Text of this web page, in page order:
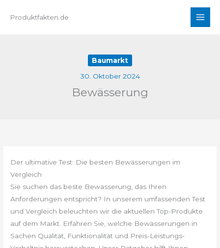
InhaltProduktfakten.de
Baumarkt
30. Oktober 2024
Bewässerung
Der ultimative Test: Die besten Bewässerungen im
Vergleich
Sie suchen das beste Bewässerung, das Ihren
Anforderungen entspricht? In unserem umfassenden Test
und Vergleich beleuchten wir die aktuellen Top-Produkte
auf dem Markt. Erfahren Sie, welche Bewässerungen in
Sachen Qualität, Funktionalität und Preis-Leistungs-